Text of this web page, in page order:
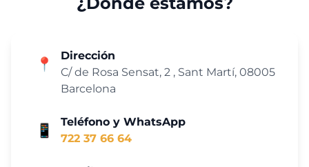
📍
Dirección
C/ de Rosa Sensat, 2 , Sant Martí, 08005
Barcelona
📱
Teléfono y WhatsApp
722 37 66 64